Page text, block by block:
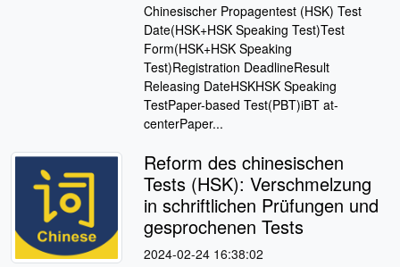
Chinesischer Propagentest (HSK) Test
Date(HSK+HSK Speaking Test)Test
Form(HSK+HSK Speaking
Test)Registration DeadlineResult
Releasing DateHSKHSK Speaking
TestPaper-based Test(PBT)iBT at-
centerPaper...
Reform des chinesischen
Tests (HSK): Verschmelzung
in schriftlichen Prüfungen und
gesprochenen Tests
2024-02-24 16:38:02